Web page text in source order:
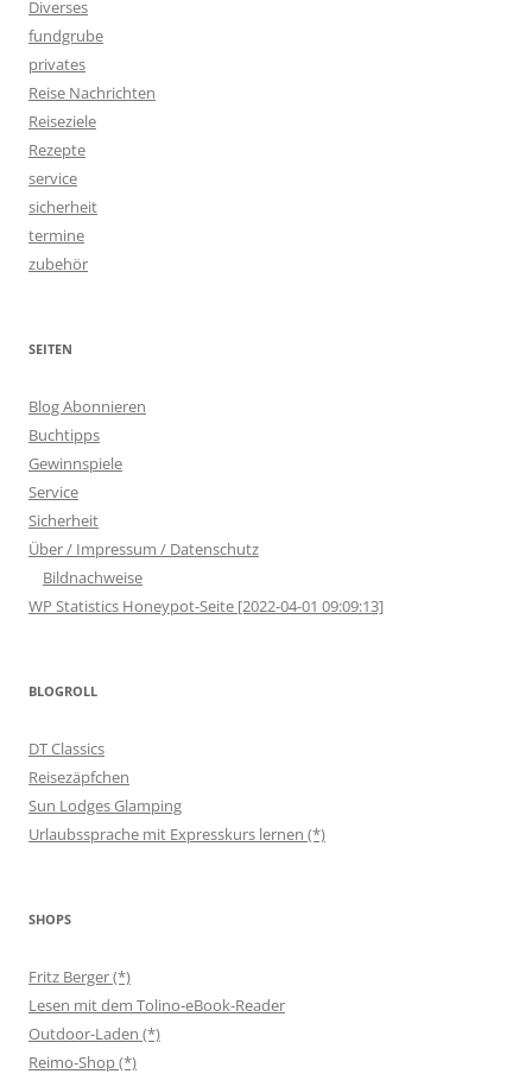
Diverses
fundgrube
privates
Reise Nachrichten
Reiseziele
Rezepte
service
sicherheit
termine
zubehör
SEITEN
Blog Abonnieren
Buchtipps
Gewinnspiele
Service
Sicherheit
Über / Impressum / Datenschutz
Bildnachweise
WP Statistics Honeypot-Seite [2022-04-01 09:09:13]
BLOGROLL
DT Classics
Reisezäpfchen
Sun Lodges Glamping
Urlaubssprache mit Expresskurs lernen (*)
SHOPS
Fritz Berger (*)
Lesen mit dem Tolino-eBook-Reader
Outdoor-Laden (*)
Reimo-Shop (*)